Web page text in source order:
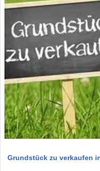
Grundstück zu verkaufen